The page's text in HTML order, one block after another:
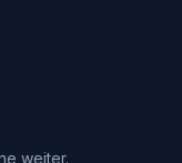
weiter.